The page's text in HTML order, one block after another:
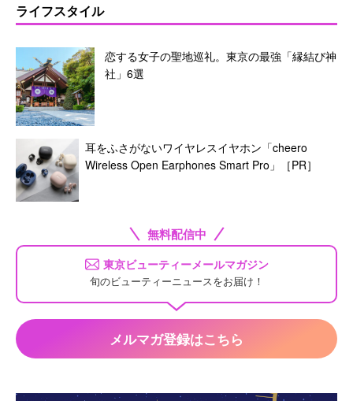
ライフスタイル
恋する女子の聖地巡礼。東京の最強「縁結び神
社」6選
耳をふさがないワイヤレスイヤホン「cheero
Wireless Open Earphones Smart Pro」［PR］
無料配信中
東京ビューティーメールマガジン
旬のビューティーニュースをお届け！
メルマガ登録はこちら